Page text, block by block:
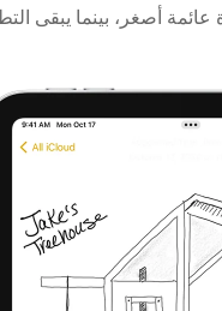
عائمة أصغر، بينما يبقى